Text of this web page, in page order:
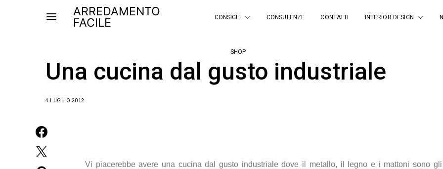
ARREDAMENTO
FACILE
CONSIGLI CONSULENZE CONTATTI INTERIOR DESIGN
SHOP
Una cucina dal gusto industriale
4 LUGLIO 2012
Vi piacerebbe avere una cucina dal gusto industriale dove il metallo, il legno e i mattoni sono